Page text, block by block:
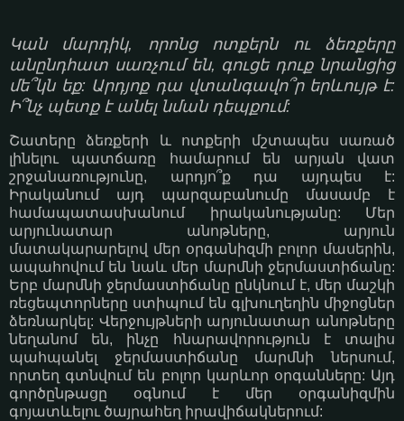
Կան մարդիկ, որոնց ոտքերն ու ձեռքերը
անընդհատ սառչում են, գուցե դուք նրանցից
մե՞կն եք: Արդյոք դա վտանգավո՞ր երևույթ է:
Ի՞նչ պետք է անել նման դեպքում:
Շատերը ձեռքերի և ոտքերի մշտապես սառած
լինելու պատճառը համարում են արյան վատ
շրջանառությունը, արդյո՞ք դա այդպես է:
Իրականում այդ պարզաբանումը մասամբ է
համապատասխանում իրականությանը: Մեր
արյունատար անոթները, արյուն
մատակարարելով մեր օրգանիզմի բոլոր մասերին,
ապահովում են նաև մեր մարմնի ջերմաստիճանը:
Երբ մարմնի ջերմաստիճանը ընկնում է, մեր մաշկի
ռեցեպտորները ստիպում են գլխուղեղին միջոցներ
ձեռնարկել: Վերջույթների արյունատար անոթները
նեղանոմ են, ինչը հնարավորություն է տալիս
պահպանել ջերմաստիճանը մարմնի ներսում,
որտեղ գտնվում են բոլոր կարևոր օրգանները: Այդ
գործընթացը օգնում է մեր օրգանիզմին
գոյատևելու ծայրահեղ իրավիճակներում: